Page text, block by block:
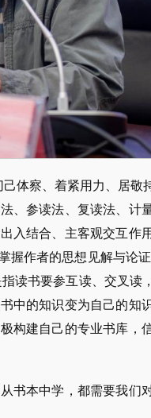
体察、着紧用力、居
、参读法、复读法、计
入结合、主客观交互作
作者的思想见解与论
读书要参互读、交叉读
中的知识变为自己的知
构建自己的专业书库，
本中学，都需要我们